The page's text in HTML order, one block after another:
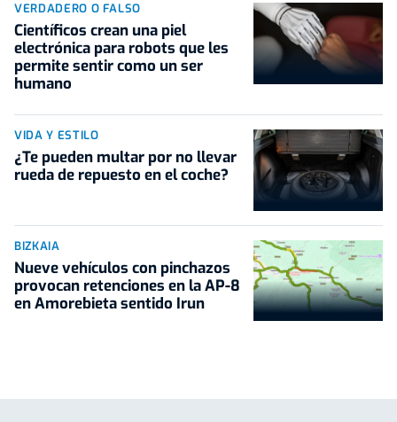
VERDADERO O FALSO
Científicos crean una piel
electrónica para robots que les
permite sentir como un ser
humano
VIDA Y ESTILO
¿Te pueden multar por no llevar
rueda de repuesto en el coche?
BIZKAIA
Nueve vehículos con pinchazos
provocan retenciones en la AP-8
en Amorebieta sentido Irun